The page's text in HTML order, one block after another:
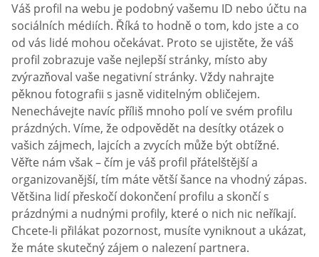
Váš profil na webu je podobný vašemu ID nebo účtu na
sociálních médiích. Říká to hodně o tom, kdo jste a co
od vás lidé mohou očekávat. Proto se ujistěte, že váš
profil zobrazuje vaše nejlepší stránky, místo aby
zvýrazňoval vaše negativní stránky. Vždy nahrajte
pěknou fotografii s jasně viditelným obličejem.
Nenechávejte navíc příliš mnoho polí ve svém profilu
prázdných. Víme, že odpovědět na desítky otázek o
vašich zájmech, lajcích a zvycích může být obtížné.
Věřte nám však – čím je váš profil přátelštější a
organizovanější, tím máte větší šance na vhodný zápas.
Většina lidí přeskočí dokončení profilu a skončí s
prázdnými a nudnými profily, které o nich nic neříkají.
Chcete-li přilákat pozornost, musíte vyniknout a ukázat,
že máte skutečný zájem o nalezení partnera.